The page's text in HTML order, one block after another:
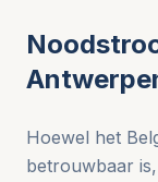
Hoewel het
betrouwbaar